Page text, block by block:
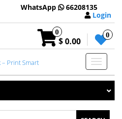
WhatsApp
66208135
Login
0
$ 0.00
0
Toggle